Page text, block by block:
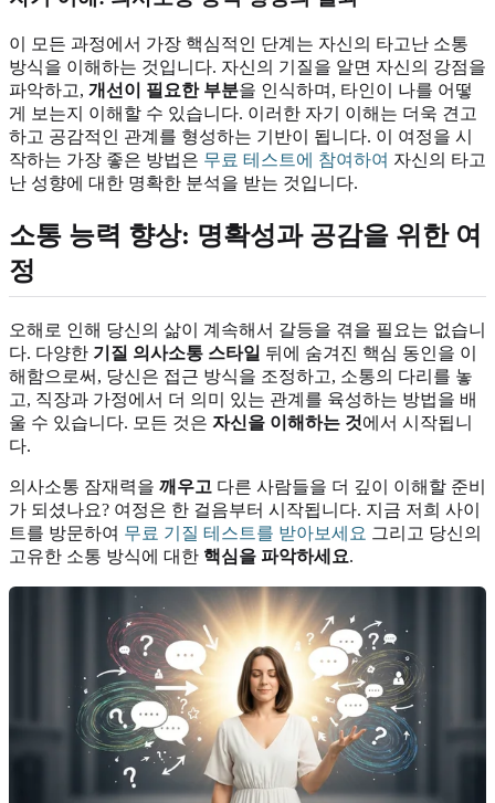
이 모든 과정에서 가장 핵심적인 단계는 자신의 타고난 소통
방식을 이해하는 것입니다. 자신의 기질을 알면 자신의 강점을
파악하고, 개선이 필요한 부분을 인식하며, 타인이 나를 어떻
게 보는지 이해할 수 있습니다. 이러한 자기 이해는 더욱 견고
하고 공감적인 관계를 형성하는 기반이 됩니다. 이 여정을 시
작하는 가장 좋은 방법은 무료 테스트에 참여하여 자신의 타고
난 성향에 대한 명확한 분석을 받는 것입니다.
소통 능력 향상: 명확성과 공감을 위한 여
정
오해로 인해 당신의 삶이 계속해서 갈등을 겪을 필요는 없습니
다. 다양한 기질 의사소통 스타일 뒤에 숨겨진 핵심 동인을 이
해함으로써, 당신은 접근 방식을 조정하고, 소통의 다리를 놓
고, 직장과 가정에서 더 의미 있는 관계를 육성하는 방법을 배
울 수 있습니다. 모든 것은 자신을 이해하는 것에서 시작됩니
다.
의사소통 잠재력을 깨우고 다른 사람들을 더 깊이 이해할 준비
가 되셨나요? 여정은 한 걸음부터 시작됩니다. 지금 저희 사이
트를 방문하여 무료 기질 테스트를 받아보세요 그리고 당신의
고유한 소통 방식에 대한 핵심을 파악하세요.